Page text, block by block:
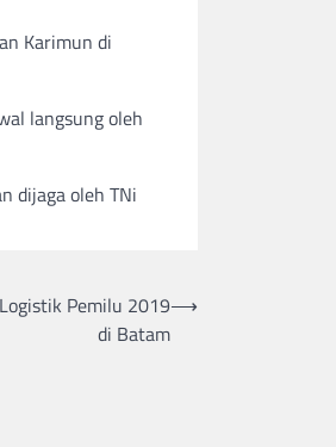
Karimun di
langsung oleh
dijaga oleh TNi
Pemilu 2019
di Batam
⟶